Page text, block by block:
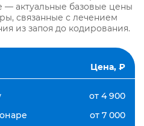
актуальные базовые цены
связанные с лечением
из запоя до кодирования.
Цена, ₽
от 4 900
от 7 000